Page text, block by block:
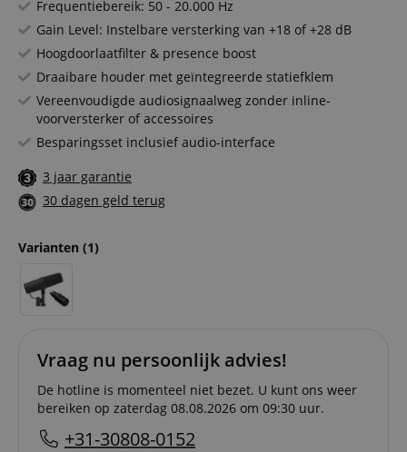
Frequentiebereik: 50 - 20.000 Hz
Gain Level: Instelbare versterking van +18 of +28 dB
Hoogdoorlaatfilter & presence boost
Draaibare houder met geïntegreerde statiefklem
Vereenvoudigde audiosignaalweg zonder inline-
voorversterker of accessoires
Besparingsset inclusief audio-interface
3 jaar garantie
30 dagen geld terug
Varianten (1)
Vraag nu persoonlijk advies!
De hotline is momenteel niet bezet. U kunt ons weer
bereiken op zaterdag 08.08.2026 om 09:30 uur.
+31-30808-0152